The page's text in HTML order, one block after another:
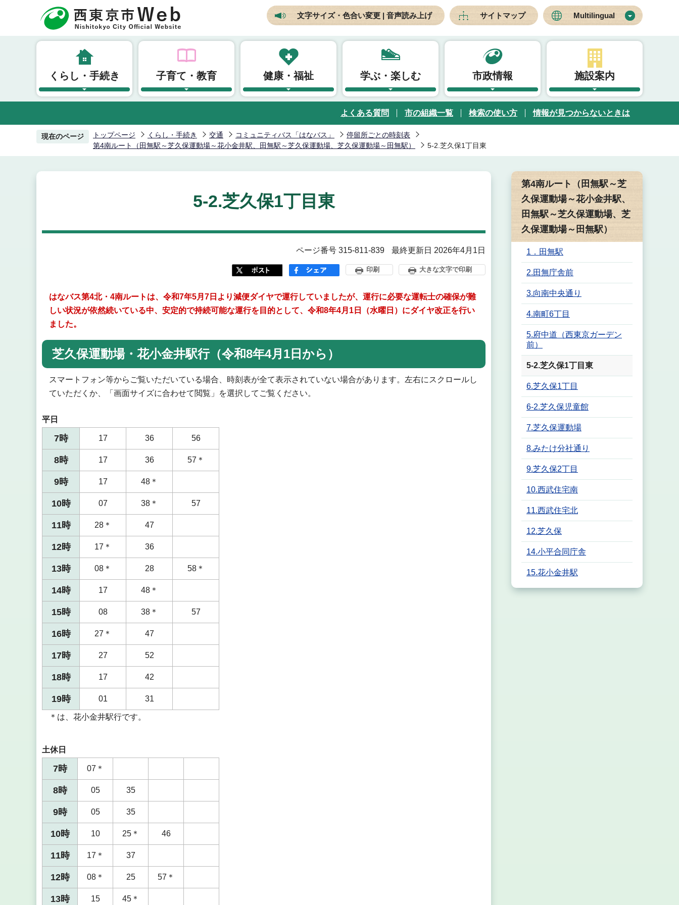
頭
文字サイズ・色合い変更 | 音声読み上げ サイトマップ Multilingual
くらし・手続き 子育て・教育 健康・福祉 学ぶ・楽しむ 市政情報 施設案内
よくある質問 市の組織一覧 検索の使い方 情報が見つからないときは
現在のページ トップページ くらし・手続き 交通 コミュニティバス「はなバス」
停留所ごとの時刻表
第4南ルート（田無駅～芝久保運動場～花小金井駅、田無駅～芝久保運動場、芝久保運動場～田無駅）
5-2.芝久保1丁目東
5-2.芝久保1丁目東
ページ番号 315-811-839 最終更新日 2026年4月1日
印刷 大きな文字で印刷
はなバス第4北・4南ルートは、令和7年5月7日より減便ダイヤで運行していましたが、運行に必要な運転士の確保が難
しい状況が依然続いている中、安定的で持続可能な運行を目的として、令和8年4月1日（水曜日）にダイヤ改正を行い
ました。
芝久保運動場・花小金井駅行（令和8年4月1日から）
スマートフォン等からご覧いただいている場合、時刻表が全て表示されていない場合があります。左右にスクロールし
ていただくか、「画面サイズに合わせて閲覧」を選択してご覧ください。
平日
7時 17 36 56
8時 17 36 57＊
9時 17 48＊
10時 07 38＊ 57
11時 28＊ 47
12時 17＊ 36
13時 08＊ 28 58＊
14時 17 48＊
15時 08 38＊ 57
16時 27＊ 47
17時 27 52
18時 17 42
19時 01 31
＊は、花小金井駅行です。
土休日
7時 07＊
8時 05 35
9時 05 35
10時 10 25＊ 46
11時 17＊ 37
12時 08＊ 25 57＊
13時 15 45＊
第4南ルート（田無駅～芝
久保運動場～花小金井駅、
田無駅～芝久保運動場、芝
久保運動場～田無駅）
1．田無駅
2.田無庁舎前
3.向南中央通り
4.南町6丁目
5.府中道（西東京ガーデン
前）
5-2.芝久保1丁目東
6.芝久保1丁目
6-2.芝久保児童館
7.芝久保運動場
8.みたけ分社通り
9.芝久保2丁目
10.西武住宅南
11.西武住宅北
12.芝久保
14.小平合同庁舎
15.花小金井駅